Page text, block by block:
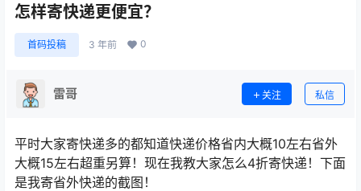
怎样寄快递更便宜？
首码投稿 3 年前 0
雷哥 关注 私信
平时大家寄快递多的都知道快递价格省内大概10左右省外
大概15左右超重另算！现在我教大家怎么4折寄快递！下面
是我寄省外快递的截图！